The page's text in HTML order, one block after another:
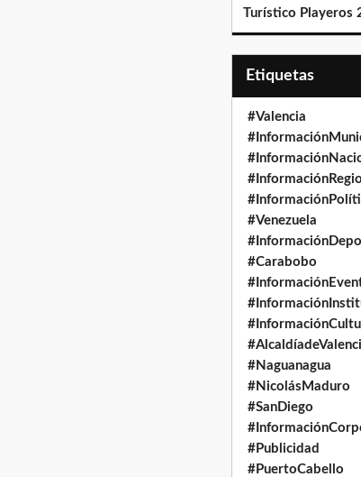
Turístico Playeros
Etiquetas
#Valencia
#Venezuela
#Carabobo
#Naguanagua
#NicolásMaduro
#SanDiego
#Publicidad
#PuertoCabello